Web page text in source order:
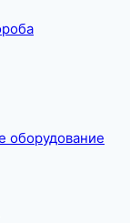
оборудование